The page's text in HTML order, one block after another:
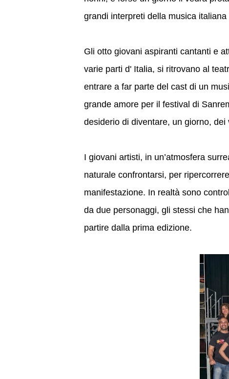
grandi interpreti della musica
Gli otto giovani aspiranti cantanti e
varie parti d' Italia, si ritrovano al
entrare a far parte del cast di un
grande amore per il festival di
desiderio di diventare, un giorno,
I giovani artisti, in un’atmosfera
naturale confrontarsi, per
manifestazione. In realtà sono
da due personaggi, gli stessi che
partire dalla prima edizione.